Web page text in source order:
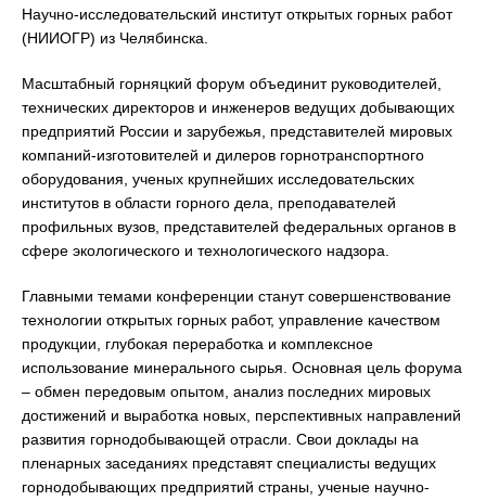
Научно-исследовательский институт открытых горных работ
(НИИОГР) из Челябинска.
Масштабный горняцкий форум объединит руководителей,
технических директоров и инженеров ведущих добывающих
предприятий России и зарубежья, представителей мировых
компаний-изготовителей и дилеров горнотранспортного
оборудования, ученых крупнейших исследовательских
институтов в области горного дела, преподавателей
профильных вузов, представителей федеральных органов в
сфере экологического и технологического надзора.
Главными темами конференции станут совершенствование
технологии открытых горных работ, управление качеством
продукции, глубокая переработка и комплексное
использование минерального сырья. Основная цель форума
– обмен передовым опытом, анализ последних мировых
достижений и выработка новых, перспективных направлений
развития горнодобывающей отрасли. Свои доклады на
пленарных заседаниях представят специалисты ведущих
горнодобывающих предприятий страны, ученые научно-